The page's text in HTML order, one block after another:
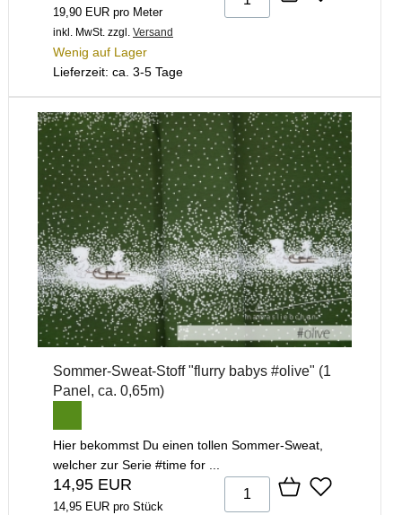
19,90 EUR pro Meter
inkl. MwSt. zzgl. Versand
Wenig auf Lager
Lieferzeit: ca. 3-5 Tage
Sommer-Sweat-Stoff "flurry babys #olive" (1
Panel, ca. 0,65m)
Hier bekommst Du einen tollen Sommer-Sweat,
welcher zur Serie #time for ...
14,95 EUR
14,95 EUR pro Stück